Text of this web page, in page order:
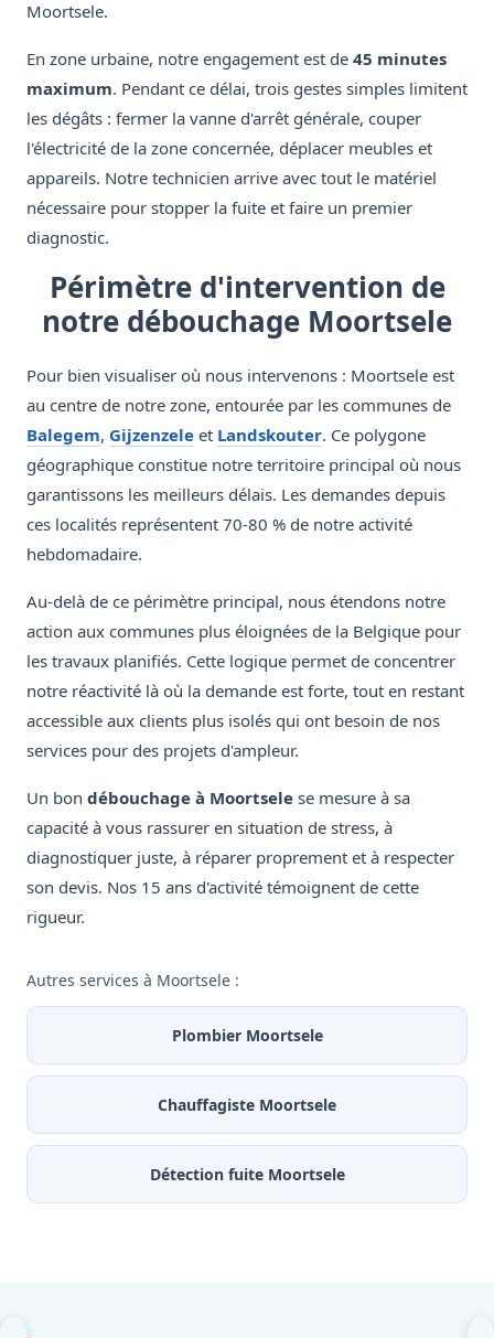
Moortsele.
En zone urbaine, notre engagement est de 45 minutes
maximum. Pendant ce délai, trois gestes simples limitent
les dégâts : fermer la vanne d'arrêt générale, couper
l'électricité de la zone concernée, déplacer meubles et
appareils. Notre technicien arrive avec tout le matériel
nécessaire pour stopper la fuite et faire un premier
diagnostic.
Périmètre d'intervention de
notre débouchage Moortsele
Pour bien visualiser où nous intervenons : Moortsele est
au centre de notre zone, entourée par les communes de
Balegem, Gijzenzele et Landskouter. Ce polygone
géographique constitue notre territoire principal où nous
garantissons les meilleurs délais. Les demandes depuis
ces localités représentent 70-80 % de notre activité
hebdomadaire.
Au-delà de ce périmètre principal, nous étendons notre
action aux communes plus éloignées de la Belgique pour
les travaux planifiés. Cette logique permet de concentrer
notre réactivité là où la demande est forte, tout en restant
accessible aux clients plus isolés qui ont besoin de nos
services pour des projets d'ampleur.
Un bon débouchage à Moortsele se mesure à sa
capacité à vous rassurer en situation de stress, à
diagnostiquer juste, à réparer proprement et à respecter
son devis. Nos 15 ans d'activité témoignent de cette
rigueur.
Autres services à Moortsele :
Plombier Moortsele
Chauffagiste Moortsele
Détection fuite Moortsele